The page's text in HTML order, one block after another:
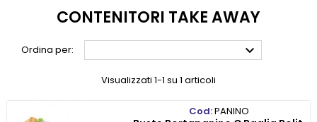
CONTENITORI TAKE AWAY
Ordina per: 
Visualizzati 1-1 su 1 articoli
Cod:PANINO